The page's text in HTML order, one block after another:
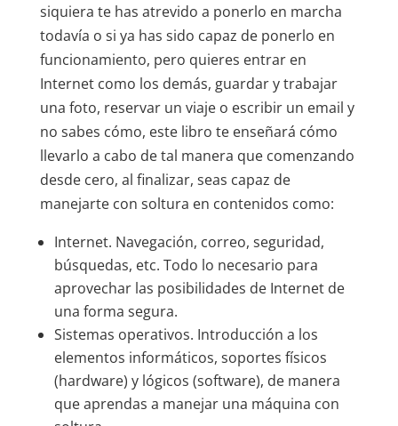
siquiera te has atrevido a ponerlo en marcha
todavía o si ya has sido capaz de ponerlo en
funcionamiento, pero quieres entrar en
Internet como los demás, guardar y trabajar
una foto, reservar un viaje o escribir un email y
no sabes cómo, este libro te enseñará cómo
llevarlo a cabo de tal manera que comenzando
desde cero, al finalizar, seas capaz de
manejarte con soltura en contenidos como:
Internet. Navegación, correo, seguridad,
búsquedas, etc. Todo lo necesario para
aprovechar las posibilidades de Internet de
una forma segura.
Sistemas operativos. Introducción a los
elementos informáticos, soportes físicos
(hardware) y lógicos (software), de manera
que aprendas a manejar una máquina con